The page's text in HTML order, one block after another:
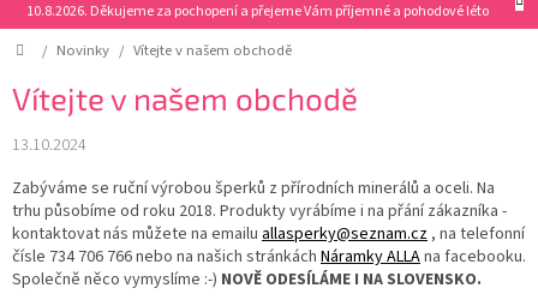
10.8.2026. Děkujeme za pochopení a přejeme Vám příjemné a pohodové léto
NOVINKY
Řetízky
Klíčenky
Dárkové
Domů
/ Novinky / Vítejte v našem obchodě
Vítejte v našem obchodě
13.10.2024
Zabýváme se ruční výrobou šperků z přírodních minerálů a oceli. Na
trhu působíme od roku 2018. Produkty vyrábíme i na přání zákazníka -
kontaktovat nás můžete na emailu allasperky@seznam.cz , na telefonní
čísle 734 706 766 nebo na našich stránkách Náramky ALLAna facebooku.
Společně něco vymyslíme :-) NOVĚ ODESÍLÁME I NA SLOVENSKO.